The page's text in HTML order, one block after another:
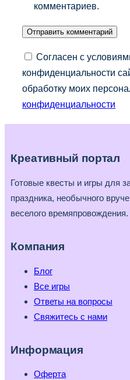
комментариев.
Согласен с
конфиденциальности
обработку моих
конфиденциальности
Креативный портал
Готовые квесты и игры для
праздника, необычного
веселого
Компания
Блог
Все игры
Ответы на вопросы
Свяжитесь с нами
Информация
Оферта